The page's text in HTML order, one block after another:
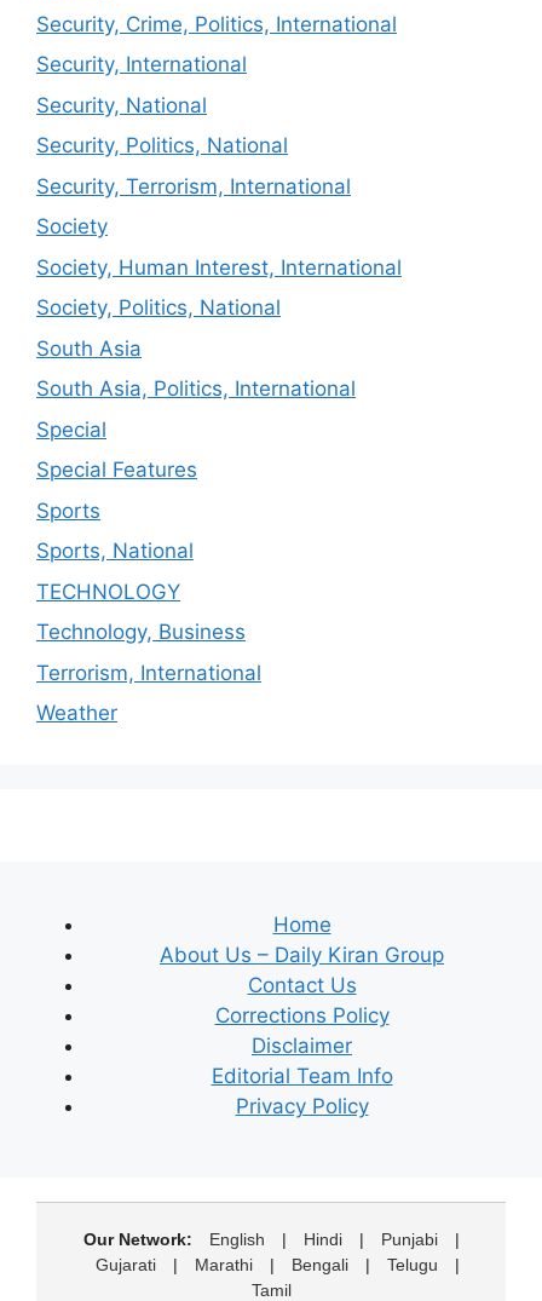
Security, Crime, Politics, International
Security, International
Security, National
Security, Politics, National
Security, Terrorism, International
Society
Society, Human Interest, International
Society, Politics, National
South Asia
South Asia, Politics, International
Special
Special Features
Sports
Sports, National
TECHNOLOGY
Technology, Business
Terrorism, International
Weather
Home
About Us – Daily Kiran Group
Contact Us
Corrections Policy
Disclaimer
Editorial Team Info
Privacy Policy
Our Network: English | Hindi | Punjabi
|
Gujarati
| Marathi | Bengali | Telugu
|
Tamil